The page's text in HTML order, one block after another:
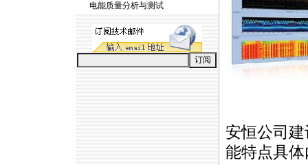
电能质量分析与测试
安恒公司
能特点具